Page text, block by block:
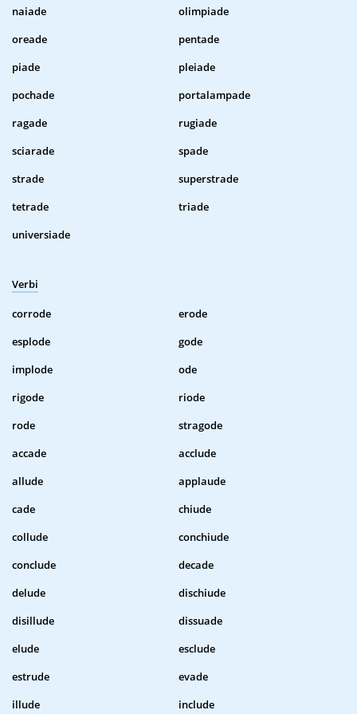
naiade
olimpiade
oreade
pentade
piade
pleiade
pochade
portalampade
ragade
rugiade
sciarade
spade
strade
superstrade
tetrade
triade
universiade
Verbi
corrode
erode
esplode
gode
implode
ode
rigode
riode
rode
stragode
accade
acclude
allude
applaude
cade
chiude
collude
conchiude
conclude
decade
delude
dischiude
disillude
dissuade
elude
esclude
estrude
evade
illude
include